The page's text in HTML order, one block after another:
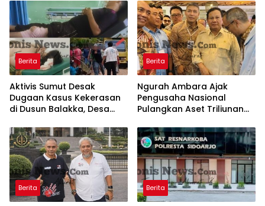
Digital Dana PWA
Berita
Aktivis Sumut Desak
Dugaan Kasus Kekerasan
di Dusun Balakka, Desa
Tuntas
Berita
Ngurah Ambara Ajak
Pengusaha Nasional
Pulangkan Aset Triliunan
Investor Global
Berita Berita